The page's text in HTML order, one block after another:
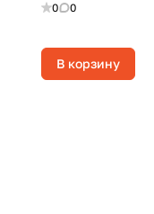
0 0
В корзину